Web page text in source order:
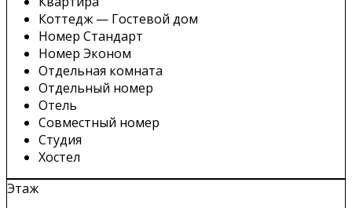
Коттедж — Гостевой дом
Номер Стандарт
Номер Эконом
Отдельная комната
Отдельный номер
Отель
Совместный номер
Студия
Хостел
Этаж